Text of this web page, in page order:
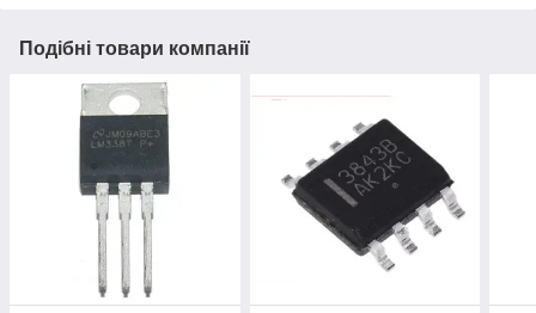
Подібні товари компанії